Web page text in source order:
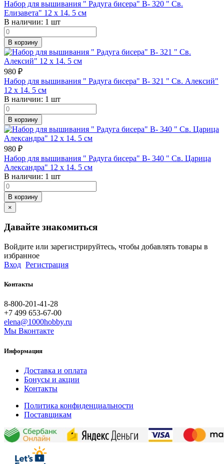
Набор для вышивания " Радуга бисера" В- 320 " Св.
Елизавета" 12 х 14. 5 см
В наличии: 1 шт
В корзину
980 ₽
Набор для вышивания " Радуга бисера" В- 321 " Св. Алексий"
12 х 14. 5 см
В наличии: 1 шт
В корзину
980 ₽
Набор для вышивания " Радуга бисера" В- 340 " Св. Царица
Александра" 12 х 14. 5 см
В наличии: 1 шт
В корзину
×
Давайте знакомиться
Войдите или зарегистрируйтесь, чтобы добавлять товары в
избранное
Вход Регистрация
Контакты
8-800-201-41-28
+7 499 653-67-00
elena@1000hobby.ru
Мы Вконтакте
Информация
Доставка и оплата
Бонусы и акции
Контакты
Политика конфиденциальности
Поставщикам